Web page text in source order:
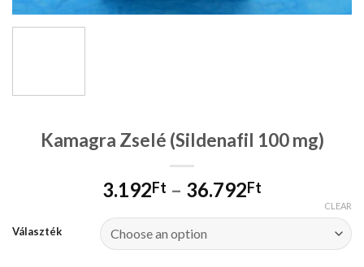
Kamagra Zselé (Sildenafil 100 mg)
3.192Ft – 36.792Ft
Választék
CLEAR